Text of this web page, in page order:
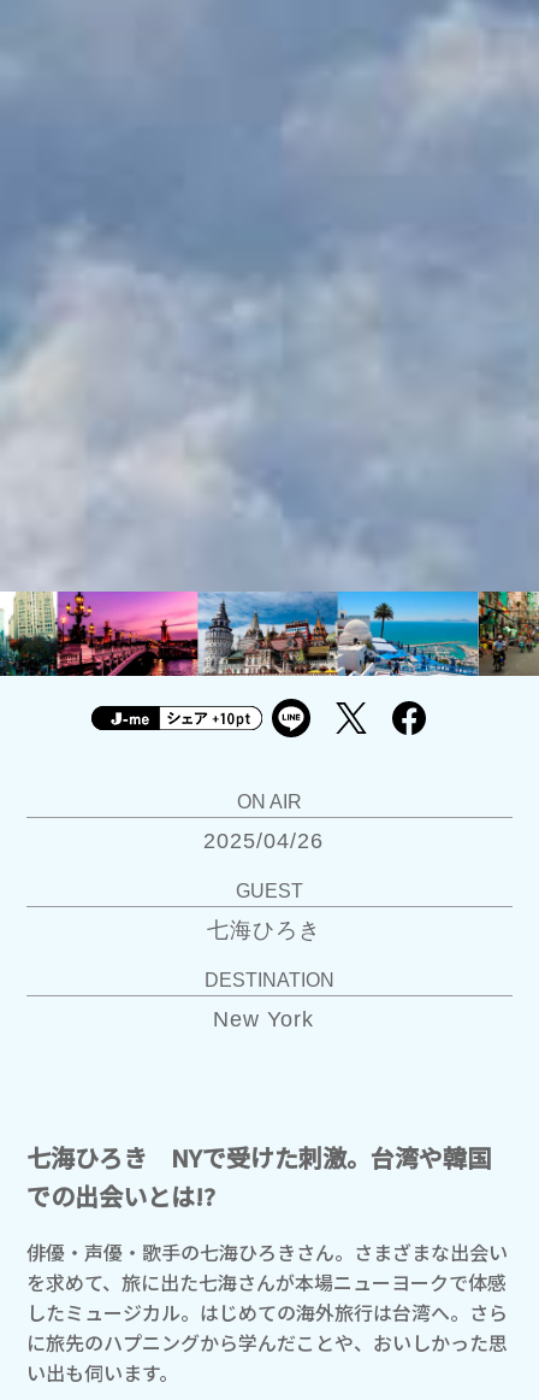
ON AIR
2025/04/26
GUEST
七海ひろき
DESTINATION
New York
七海ひろき NYで受けた刺激。台湾や韓国
での出会いとは!?
俳優・声優・歌手の七海ひろきさん。さまざまな出会い
を求めて、旅に出た七海さんが本場ニューヨークで体感
したミュージカル。はじめての海外旅行は台湾へ。さら
に旅先のハプニングから学んだことや、おいしかった思
い出も伺います。